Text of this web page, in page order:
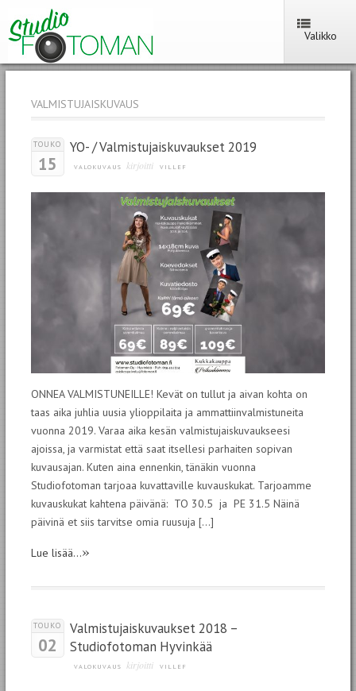
Valikko
VALMISTUJAISKUVAUS
TOUKO
15
YO- / Valmistujaiskuvaukset 2019
VALOKUVAUS kirjoitti VILLEF
ONNEA VALMISTUNEILLE! Kevät on tullut ja aivan kohta on
taas aika juhlia uusia ylioppilaita ja ammattiinvalmistuneita
vuonna 2019. Varaa aika kesän valmistujaiskuvaukseesi
ajoissa, ja varmistat että saat itsellesi parhaiten sopivan
kuvausajan. Kuten aina ennenkin, tänäkin vuonna
Studiofotoman tarjoaa kuvattaville kuvauskukat. Tarjoamme
kuvauskukat kahtena päivänä: TO 30.5 ja PE 31.5 Näinä
päivinä et siis tarvitse omia ruusuja […]
Lue lisää...»
TOUKO
02
Valmistujaiskuvaukset 2018 –
Studiofotoman Hyvinkää
VALOKUVAUS kirjoitti VILLEF